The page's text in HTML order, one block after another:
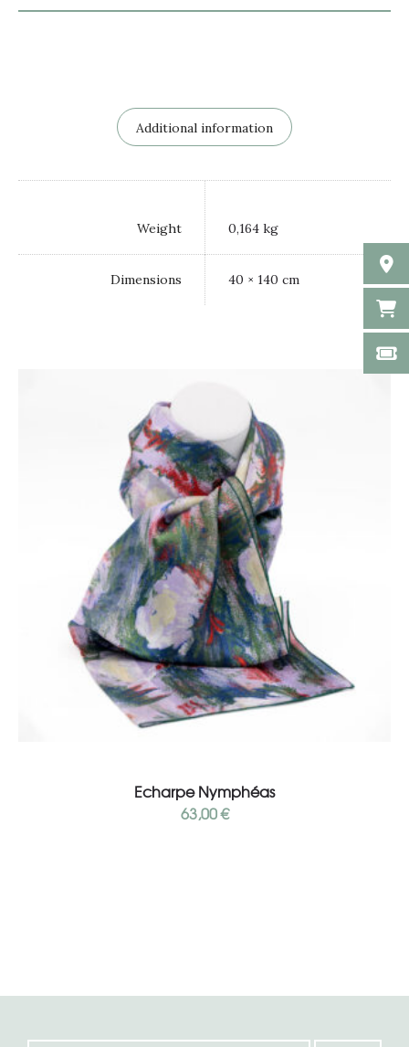
Additional information
Weight 0,164 kg
Dimensions 40 × 140 cm
Echarpe Nymphéas
63,00€